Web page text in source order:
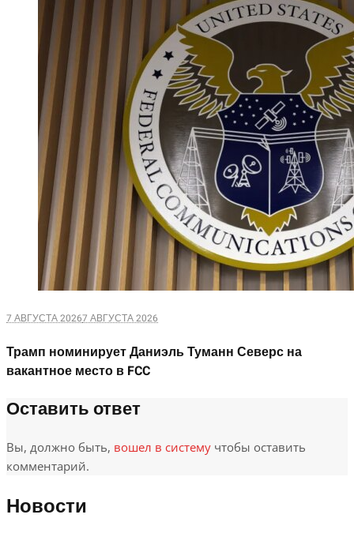
7 АВГУСТА 20267 АВГУСТА 2026
Трамп номинирует Даниэль Туманн Северс на
вакантное место в FCC
Оставить ответ
Вы, должно быть, вошел в систему чтобы оставить
комментарий.
Новости